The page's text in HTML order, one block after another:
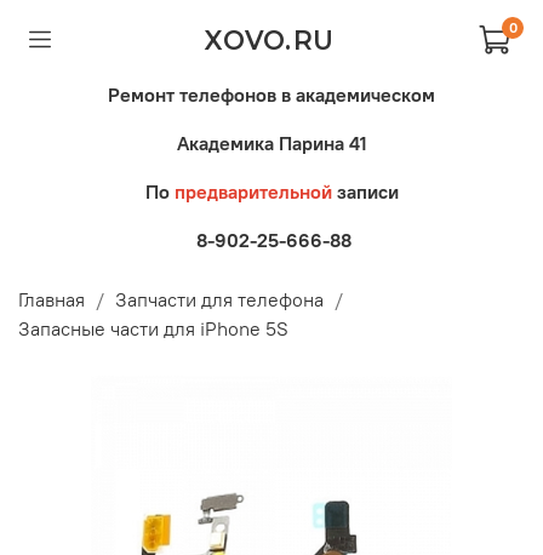
XOVO.RU 0
Ремонт телефонов в академическом
Академика Парина 41
По предварительнойзаписи
8-902-25-666-88
Главная
Запчасти для телефона
Запасные части для iPhone 5S